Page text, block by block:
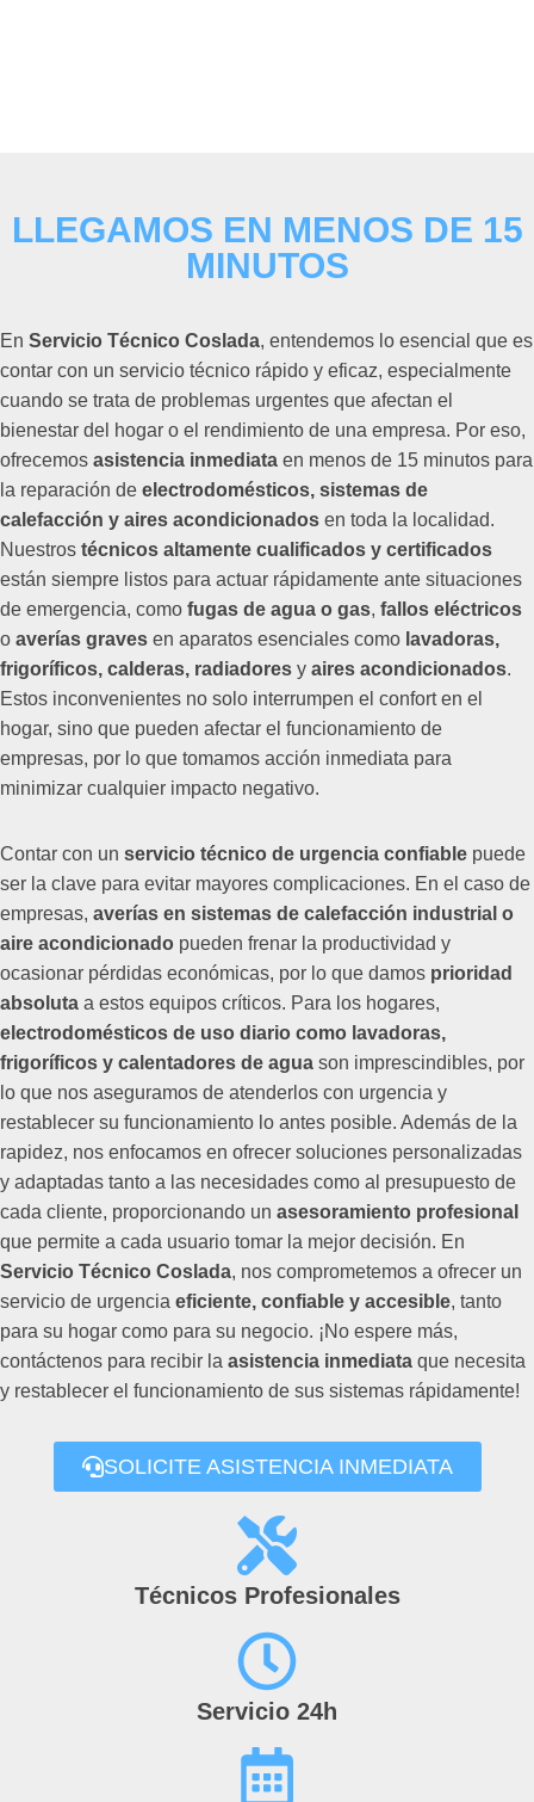
LLEGAMOS EN MENOS DE 15
MINUTOS
En Servicio Técnico Coslada, entendemos lo esencial que es
contar con un servicio técnico rápido y eficaz, especialmente
cuando se trata de problemas urgentes que afectan el
bienestar del hogar o el rendimiento de una empresa. Por eso,
ofrecemos asistencia inmediata en menos de 15 minutos para
la reparación de electrodomésticos, sistemas de
calefacción y aires acondicionados en toda la localidad.
Nuestros técnicos altamente cualificados y certificados
están siempre listos para actuar rápidamente ante situaciones
de emergencia, como fugas de agua o gas, fallos eléctricos
o averías graves en aparatos esenciales como lavadoras,
frigoríficos, calderas, radiadores y aires acondicionados.
Estos inconvenientes no solo interrumpen el confort en el
hogar, sino que pueden afectar el funcionamiento de
empresas, por lo que tomamos acción inmediata para
minimizar cualquier impacto negativo.
Contar con un servicio técnico de urgencia confiable puede
ser la clave para evitar mayores complicaciones. En el caso de
empresas, averías en sistemas de calefacción industrial o
aire acondicionado pueden frenar la productividad y
ocasionar pérdidas económicas, por lo que damos prioridad
absoluta a estos equipos críticos. Para los hogares,
electrodomésticos de uso diario como lavadoras,
frigoríficos y calentadores de agua son imprescindibles, por
lo que nos aseguramos de atenderlos con urgencia y
restablecer su funcionamiento lo antes posible. Además de la
rapidez, nos enfocamos en ofrecer soluciones personalizadas
y adaptadas tanto a las necesidades como al presupuesto de
cada cliente, proporcionando un asesoramiento profesional
que permite a cada usuario tomar la mejor decisión. En
Servicio Técnico Coslada, nos comprometemos a ofrecer un
servicio de urgencia eficiente, confiable y accesible, tanto
para su hogar como para su negocio. ¡No espere más,
contáctenos para recibir la asistencia inmediata que necesita
y restablecer el funcionamiento de sus sistemas rápidamente!
SOLICITE ASISTENCIA INMEDIATA
Técnicos Profesionales
Servicio 24h